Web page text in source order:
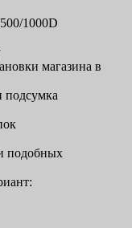
1000D
магазина в
подсумка
подобных